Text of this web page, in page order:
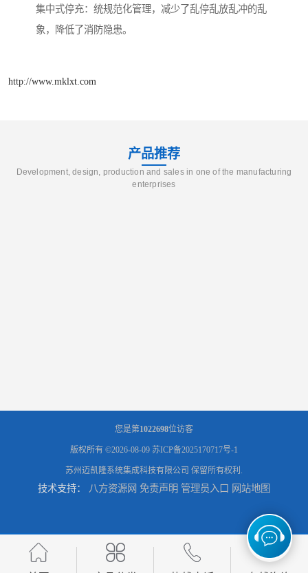
集中式停充：统规范化管理，减少了乱停乱放乱冲的乱
象，降低了消防隐患。
http://www.mklxt.com
产品推荐
Development, design, production and sales in one of the manufacturing
enterprises
您是第1022698位访客
版权所有 ©2026-08-09 苏ICP备2025170717号-1
苏州迈凯隆系统集成科技有限公司 保留所有权利.
技术支持： 八方资源网 免责声明 管理员入口 网站地图